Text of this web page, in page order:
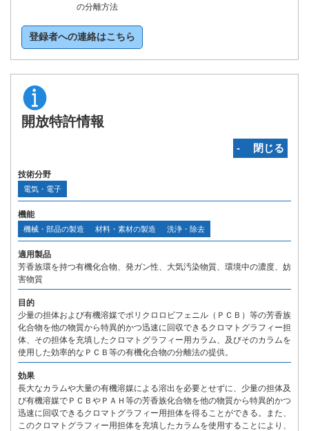
の分離方法
登録者への連絡はこちら
開放特許情報
‐ 閉じる
技術分野
電気・電子
機能
機械・部品の製造 材料・素材の製造 洗浄・除去
適用製品
芳香族環を持つ有機化合物、発ガン性、大気汚染物質、環境中の濃度、妨
害物質
目的
少量の担体および有機溶媒でポリクロロビフェニル（ＰＣＢ）等の芳香族
化合物を他の物質から特異的かつ迅速に回収できるクロマトグラフィー担
体、その担体を充填したクロマトグラフィー用カラム、及びそのカラムを
使用した効率的なＰＣＢ等の有機化合物の分離法の提供。
効果
長大なカラムや大量の有機溶媒による溶出を必要とせずに、少量の担体及
び有機溶媒でＰＣＢやＰＡＨ等の芳香族化合物を他の物質から特異的かつ
迅速に回収できるクロマトグラフィー用担体を得ることができる。また、
このクロマトグラフィー用担体を充填したカラムを使用することにより、